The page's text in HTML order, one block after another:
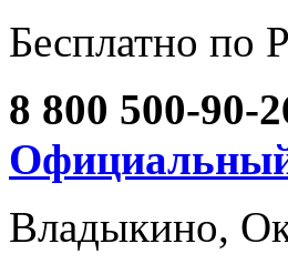
Бесплатно по
8 800 500-90-
Владыкино,